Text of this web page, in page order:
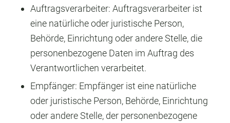
Auftragsverarbeiter: Auftragsverarbeiter ist
eine natürliche oder juristische Person,
Behörde, Einrichtung oder andere Stelle, die
personenbezogene Daten im Auftrag des
Verantwortlichen verarbeitet.
Empfänger: Empfänger ist eine natürliche
oder juristische Person, Behörde, Einrichtung
oder andere Stelle, der personenbezogene